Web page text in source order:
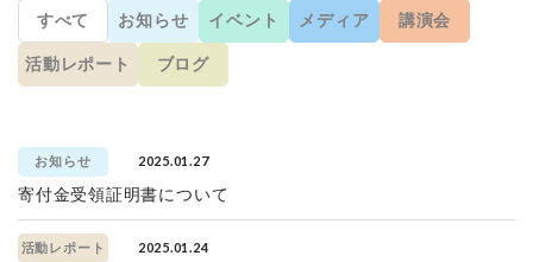
すべて お知らせ イベント メディア 講演会
活動レポート ブログ
お知らせ 2025.01.27
寄付金受領証明書について
活動レポート 2025.01.24